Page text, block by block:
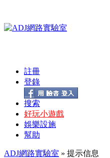
註冊
登錄
搜索
好玩小遊戲
娛樂設施
幫助
ADJ網路實驗室 » 提示信息